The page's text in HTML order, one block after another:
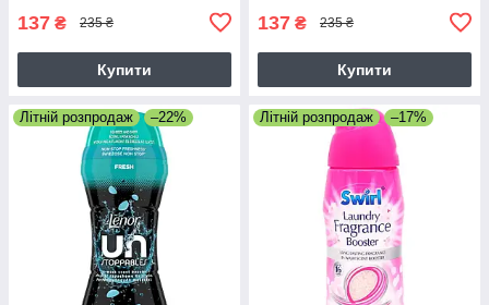
137 ₴ 235 ₴
Купити
137 ₴ 235 ₴
Купити
Літній розпродаж –22% Літній розпродаж –17%